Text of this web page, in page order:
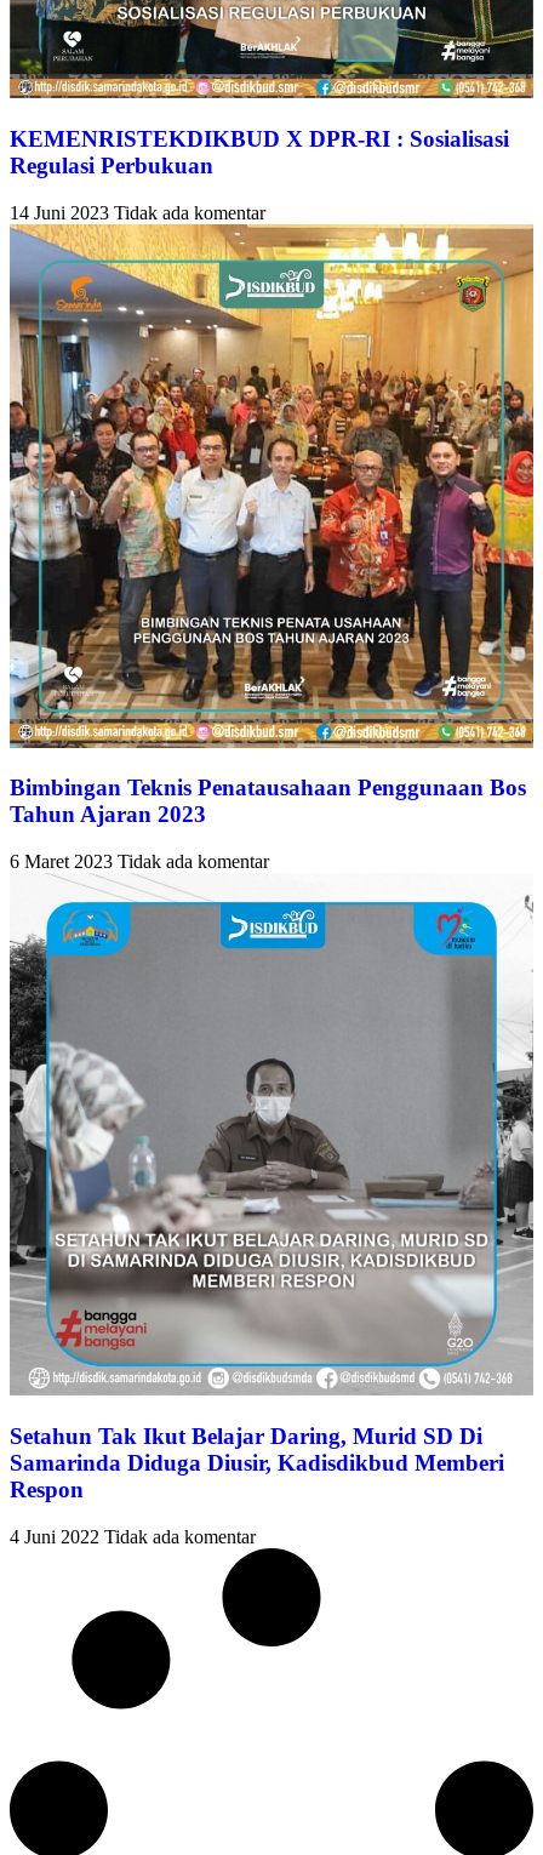
KEMENRISTEKDIKBUD X DPR-RI : Sosialisasi
Regulasi Perbukuan
14 Juni 2023 Tidak ada komentar
Bimbingan Teknis Penatausahaan Penggunaan Bos
Tahun Ajaran 2023
6 Maret 2023 Tidak ada komentar
Setahun Tak Ikut Belajar Daring, Murid SD Di
Samarinda Diduga Diusir, Kadisdikbud Memberi
Respon
4 Juni 2022 Tidak ada komentar